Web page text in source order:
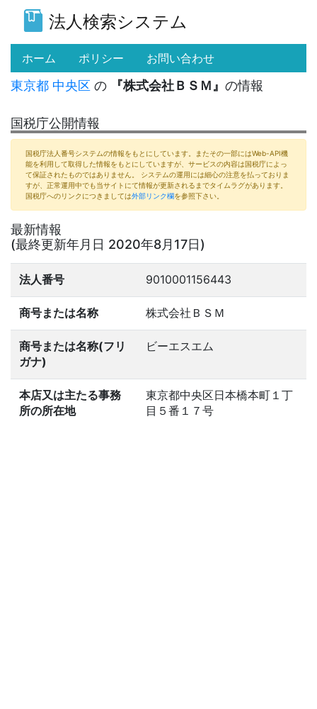
法人検索システム
ホーム (current)
ポリシー お問い合わせ
東京都 中央区 の 『株式会社ＢＳＭ』 の情報
国税庁公開情報
国税庁法人番号システムの情報をもとにしています。またその一部にはWeb-API機
能を利用して取得した情報をもとにしていますが、サービスの内容は国税庁によっ
て保証されたものではありません。 システムの運用には細心の注意を払っておりま
すが、正常運用中でも当サイトにて情報が更新されるまでタイムラグがあります。
国税庁へのリンクにつきましては外部リンク欄を参照下さい。
最新情報
(最終更新年月日 2020年8月17日)
法人番号 9010001156443
商号または名称 株式会社ＢＳＭ
商号または名称(フリ
ガナ)
ビーエスエム
本店又は主たる事務
所の所在地
東京都中央区日本橋本町１丁
目５番１７号